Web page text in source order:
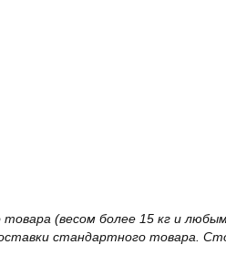
(весом более 15 кг и
стандартного товара.